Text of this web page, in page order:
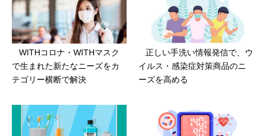
WITHコロナ・WITHマスク
で生まれた新たなニーズをカ
テゴリー横断で解決
正しい手洗い情報発信で、ウ
イルス・感染症対策商品のニ
ーズを高める